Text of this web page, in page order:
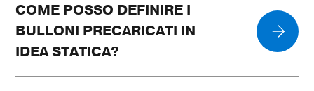
COME POSSO DEFINIRE I
BULLONI PRECARICATI IN
IDEA STATICA?